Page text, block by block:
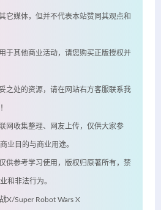
它媒体，但并不代表本站赞同其观点和
于其他商业活动，请您购买正版授权并
之处的资源，请在网站右方客服联系我
网收集整理、网友上传，仅供大家参
业目的与商业用途。
供参考学习使用，版权归原著所有，禁
和非法行为。
X/Super Robot Wars X